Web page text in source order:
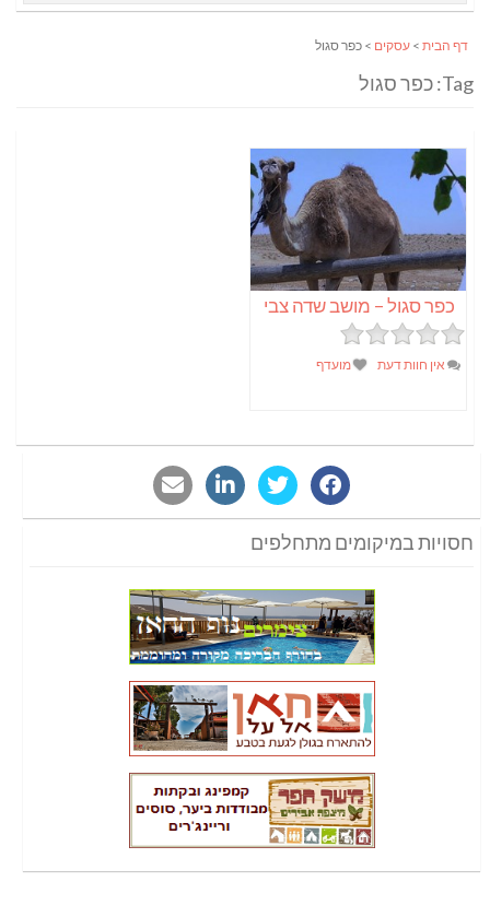
דף הבית > עסקים > כפר סגול
Tag: כפר סגול
כפר סגול – מושב שדה צבי
אין חוות דעת מועדף
חסויות במיקומים מתחלפים